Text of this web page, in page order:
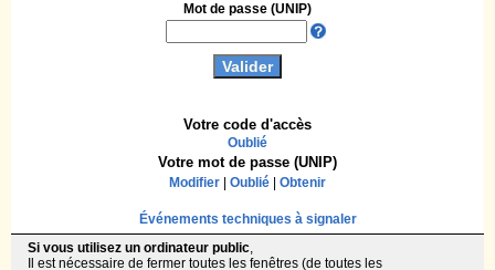
Votre code d'accès
Oublié
Mot de passe (UNIP)
Votre mot de passe (UNIP)
Modifier Oublié Obtenir
Événements techniques à signaler
Si vous utilisez un ordinateur public,
Il est nécessaire de fermer toutes les fenêtres (de toutes les